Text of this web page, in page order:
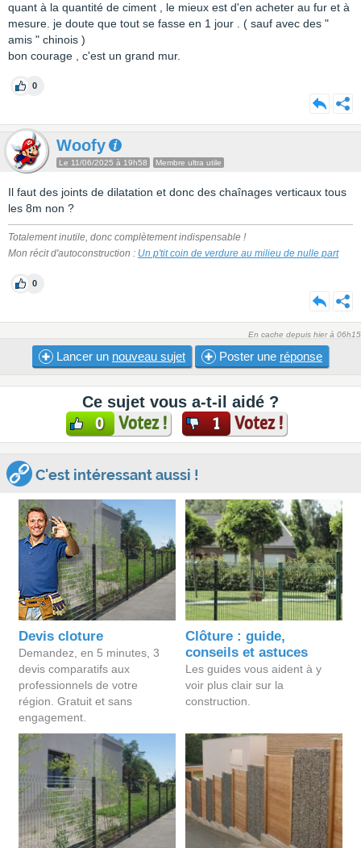
quant à la quantité de ciment , le mieux est d'en acheter au fur et à
mesure. je doute que tout se fasse en 1 jour . ( sauf avec des "
amis " chinois )
bon courage , c'est un grand mur.
0
Woofy
Le 11/06/2025 à 19h58 Membre ultra utile
Il faut des joints de dilatation et donc des chaînages verticaux tous
les 8m non ?
Totalement inutile, donc complètement indispensable !
Mon récit d'autoconstruction : Un p'tit coin de verdure au milieu de nulle part
0
En cache depuis hier à 06h15
Lancer un nouveau sujet Poster une réponse
Ce sujet vous a-t-il aidé ?
0 Votez ! 1 Votez !
C'est intéressant aussi !
Devis cloture
Demandez, en 5 minutes, 3
devis comparatifs aux
professionnels de votre
région. Gratuit et sans
engagement.
Clôture : guide,
conseils et astuces
Les guides vous aident à y
voir plus clair sur la
construction.